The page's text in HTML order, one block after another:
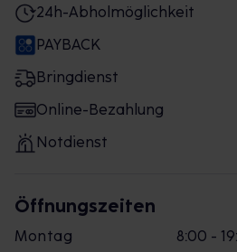
24h-Abholmöglichkeit
PAYBACK
Bringdienst
Online-Bezahlung
Notdienst
Öffnungszeiten
Montag
8:00 -